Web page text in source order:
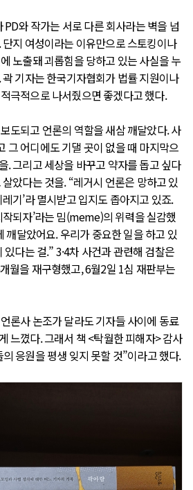
와 작가는 서로 다른 회사라는 벽을 넘
지 여성이라는 이유만으로 스토킹이나
노출돼 괴롭힘을 당하고 있는 사실을 누
기자는 한국기자협회가 법률 지원이나
극적으로 나서줬으면 좋겠다고 했다.
도되고 언론의 역할을 새삼 깨달았다. 사
그 어디에도 기댈 곳이 없을 때 마지막으
. 그리고 세상을 바꾸고 약자를 돕고 싶다
았다는 것을. “레거시 언론은 망하고 있
기’라 멸시받고 입지도 좁아지고 있죠.
되자’라는 밈(meme)의 위력을 실감했
깨달았어요. 우리가 중요한 일을 하고 있
다는 걸.” 3·4차 사건과 관련해 검찰은
월을 재구형했고, 6월2일 1심 재판부는
론사 논조가 달라도 기자들 사이에 동료
느꼈다. 그래서 책 <탁월한 피해자> 감사
응원을 평생 잊지 못할 것”이라고 했다.